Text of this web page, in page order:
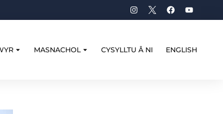
MASNACHOL CYSYLLTU Â NI ENGLISH